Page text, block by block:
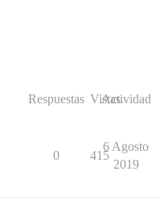
Respuestas Vistas
Actividad
0 415
6 Agosto
2019